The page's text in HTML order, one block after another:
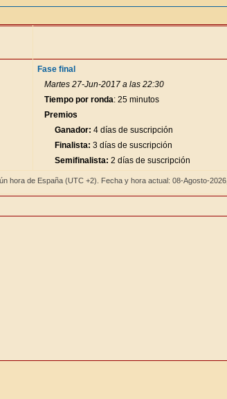
Fase final
Martes 27-Jun-2017 a las 22:30
Tiempo por ronda: 25 minutos
Premios
Ganador: 4 días de suscripción
Finalista: 3 días de suscripción
Semifinalista: 2 días de suscripción
hora de España (UTC +2). Fecha y hora actual: 08-Agosto-2026,